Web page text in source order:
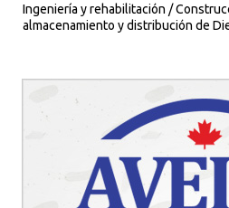
Ingeniería y rehabilitación /
almacenamiento y distribución de